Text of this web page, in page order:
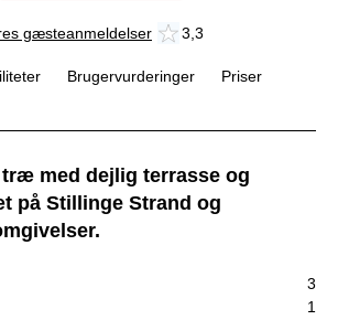
gæsteanmeldelser 3,3
Brugervurderinger
Priser
med dejlig terrasse og
på Stillinge Strand og
3
1